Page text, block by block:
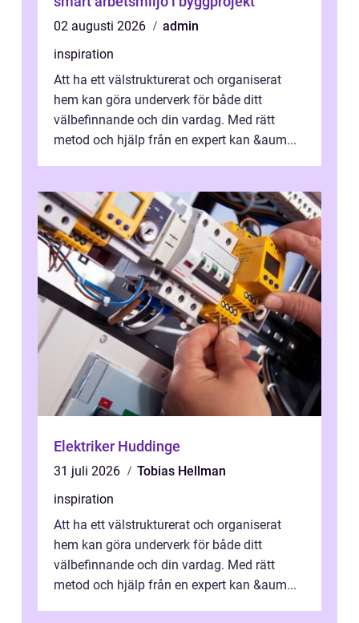
02 augusti 2026
admin
inspiration
Att ha ett välstrukturerat och organiserat
hem kan göra underverk för både ditt
välbefinnande och din vardag. Med rätt
metod och hjälp från en expert kan &aum...
Elektriker Huddinge
31 juli 2026
Tobias Hellman
inspiration
Att ha ett välstrukturerat och organiserat
hem kan göra underverk för både ditt
välbefinnande och din vardag. Med rätt
metod och hjälp från en expert kan &aum...